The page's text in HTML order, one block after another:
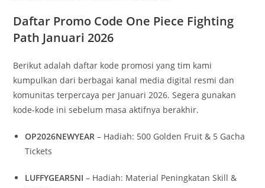
Daftar Promo Code One Piece Fighting
Path Januari 2026
Berikut adalah daftar kode promosi yang tim kami
kumpulkan dari berbagai kanal media digital resmi dan
komunitas terpercaya per Januari 2026. Segera gunakan
kode-kode ini sebelum masa aktifnya berakhir.
OP2026NEWYEAR – Hadiah: 500 Golden Fruit & 5 Gacha
Tickets
LUFFYGEAR5NI – Hadiah: Material Peningkatan Skill &